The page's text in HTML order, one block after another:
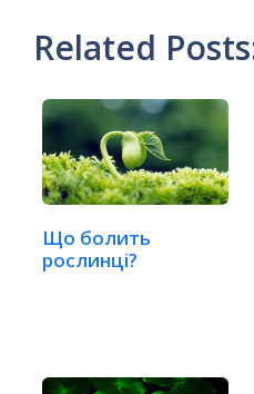
Related
Що болить
рослинці?